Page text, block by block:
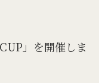
」を開催しま